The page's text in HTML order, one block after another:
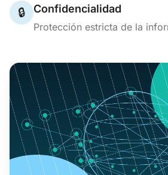
🔒 Confidencialidad
Protección estricta de la